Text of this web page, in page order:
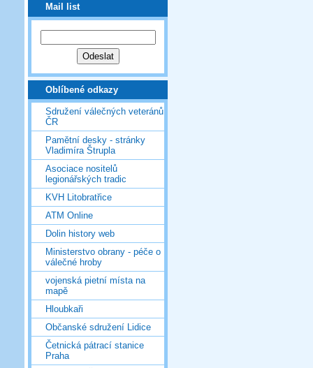
Mail list
Oblíbené odkazy
Sdružení válečných veteránů
ČR
Pamětní desky - stránky
Vladimíra Štrupla
Asociace nositelů
legionářských tradic
KVH Litobratřice
ATM Online
Dolin history web
Ministerstvo obrany - péče o
válečné hroby
vojenská pietní místa na
mapě
Hloubkaři
Občanské sdružení Lidice
Četnická pátrací stanice
Praha